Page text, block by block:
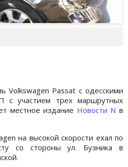
Volkswagen Passat с одесскими
с участием трех маршрутных
местное издание Новости N в
на высокой скорости ехал по
со стороны ул. Бузника в